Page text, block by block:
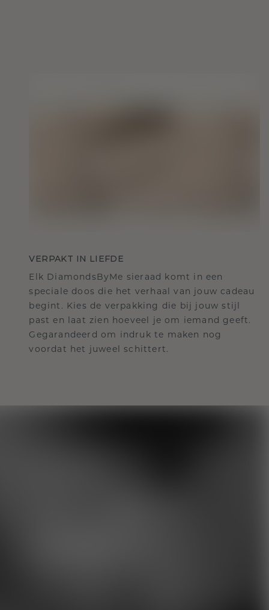
VERPAKT IN LIEFDE
Elk DiamondsByMe sieraad komt in een
speciale doos die het verhaal van jouw cadeau
begint. Kies de verpakking die bij jouw stijl
past en laat zien hoeveel je om iemand geeft.
Gegarandeerd om indruk te maken nog
voordat het juweel schittert.